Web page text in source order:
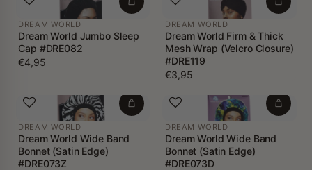
DREAM WORLD
Dream World Jumbo Sleep
Cap #DRE082
€4,95
DREAM WORLD
Dream World Firm & Thick
Mesh Wrap (Velcro Closure)
#DRE119
€3,95
DREAM WORLD
Dream World Wide Band
Bonnet (Satin Edge)
#DRE073Z
DREAM WORLD
Dream World Wide Band
Bonnet (Satin Edge)
#DRE073D